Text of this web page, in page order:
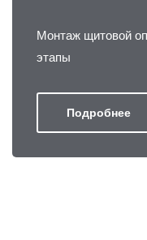
Монтаж щитовой
этапы
Подробнее